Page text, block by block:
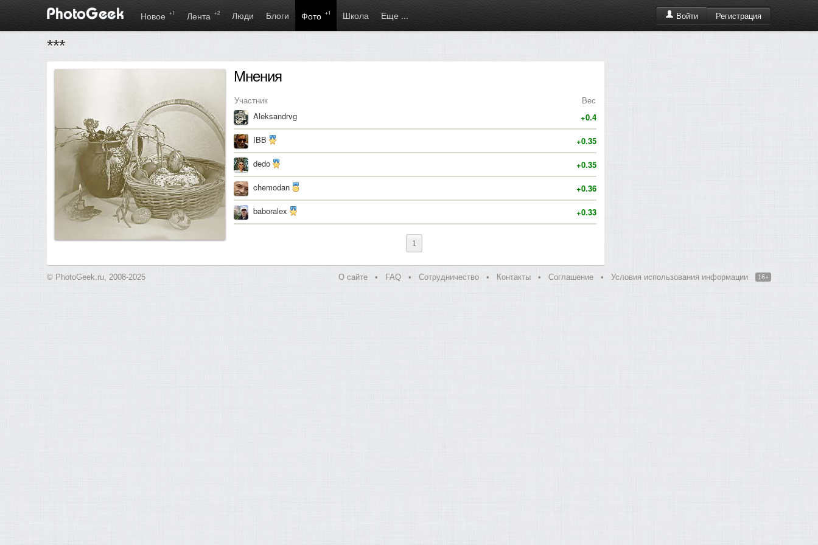
Войти Регистрация
Новое +1 Лента +2 Люди Блоги Фото +1 Школа Еще ...
***
Мнения
Участник
Вес
Aleksandrvg
+0.4
IBB
+0.35
dedo
+0.35
chemodan
+0.36
baboralex
+0.33
1
© PhotoGeek.ru, 2008-2025 О сайте • FAQ • Сотрудничество • Контакты • Соглашение • Условия использования информации 16+